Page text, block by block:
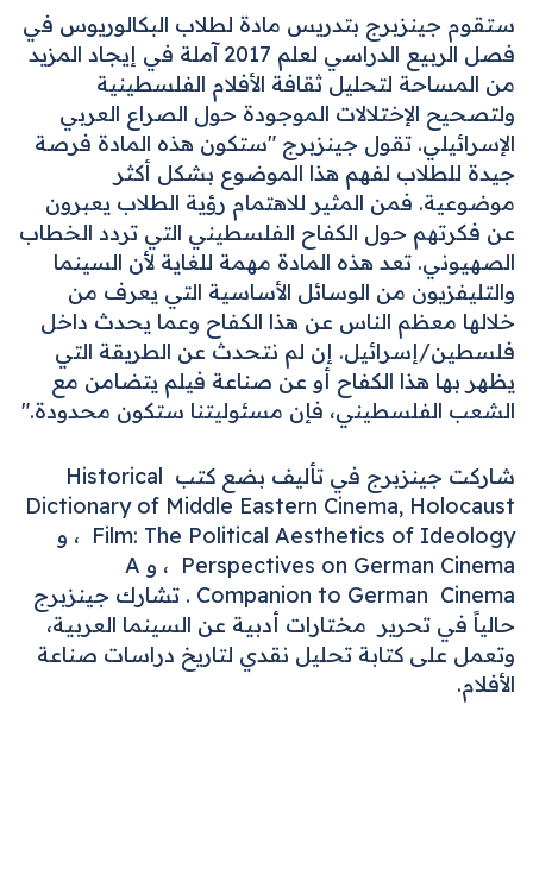
ستقوم جينزبرج بتدريس مادة لطلاب البكالوريوس في
فصل الربيع الدراسي لعلم 2017 آملة في إيجاد المزيد
من المساحة لتحليل ثقافة الأفلام الفلسطينية
ولتصحيح الإختلالات الموجودة حول الصراع العربي
الإسرائيلي. تقول جينزبرج "ستكون هذه المادة فرصة
جيدة للطلاب لفهم هذا الموضوع بشكل أكثر
موضوعية. فمن المثير للاهتمام رؤية الطلاب يعبرون
عن فكرتهم حول الكفاح الفلسطيني التي تردد الخطاب
الصهيوني. تعد هذه المادة مهمة للغاية لأن السينما
والتليفزيون من الوسائل الأساسية التي يعرف من
خلالها معظم الناس عن هذا الكفاح وعما يحدث داخل
فلسطين/إسرائيل. إن لم نتحدث عن الطريقة التي
يظهر بها هذا الكفاح أو عن صناعة فيلم يتضامن مع
الشعب الفلسطيني، فإن مسئوليتنا ستكون محدودة."
شاركت جينزبرج في تأليف بضع كتب Historical
Dictionary of Middle Eastern Cinema, Holocaust
Film: The Political Aesthetics of Ideology ، و
Perspectives on German Cinema ، و A
Companion to German Cinema
. تشارك جينزبرج
حالياً في تحرير مختارات أدبية عن السينما العربية،
وتعمل على كتابة تحليل نقدي لتاريخ دراسات صناعة
الأفلام.